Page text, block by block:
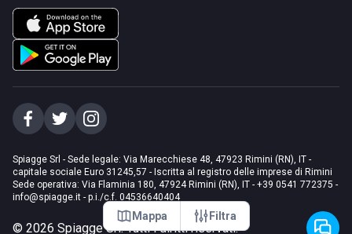
Mappa Filtra
Spiagge Srl - Sede legale: Via Marecchiese 48, 47923 Rimini (RN), IT -
capitale sociale Euro 31245,57 - Iscritta al registro delle imprese di Rimini
Sede operativa: Via Flaminia 180, 47924 Rimini (RN), IT - +39 0541 772375 -
info@spiagge.it - p.i./c.f. 04536640404
© 2026 Spiagge Srl. Tutti i diritti riservati.